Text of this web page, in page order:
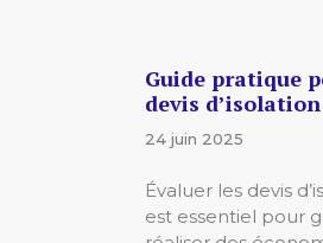
Guide pratique
devis
24 juin 2025
Évaluer les devis
est essentiel pour